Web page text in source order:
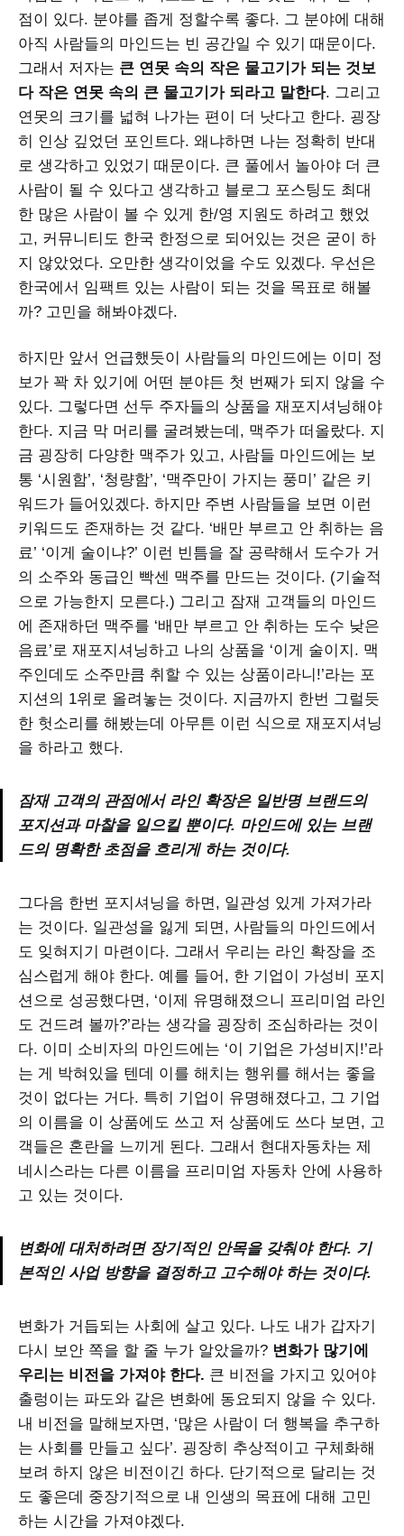
점이 있다. 분야를 좁게 정할수록 좋다. 그 분야에 대해
아직 사람들의 마인드는 빈 공간일 수 있기 때문이다.
그래서 저자는 큰 연못 속의 작은 물고기가 되는 것보
다 작은 연못 속의 큰 물고기가 되라고 말한다. 그리고
연못의 크기를 넓혀 나가는 편이 더 낫다고 한다. 굉장
히 인상 깊었던 포인트다. 왜냐하면 나는 정확히 반대
로 생각하고 있었기 때문이다. 큰 풀에서 놀아야 더 큰
사람이 될 수 있다고 생각하고 블로그 포스팅도 최대
한 많은 사람이 볼 수 있게 한/영 지원도 하려고 했었
고, 커뮤니티도 한국 한정으로 되어있는 것은 굳이 하
지 않았었다. 오만한 생각이었을 수도 있겠다. 우선은
한국에서 임팩트 있는 사람이 되는 것을 목표로 해볼
까? 고민을 해봐야겠다.
하지만 앞서 언급했듯이 사람들의 마인드에는 이미 정
보가 꽉 차 있기에 어떤 분야든 첫 번째가 되지 않을 수
있다. 그렇다면 선두 주자들의 상품을 재포지셔닝해야
한다. 지금 막 머리를 굴려봤는데, 맥주가 떠올랐다. 지
금 굉장히 다양한 맥주가 있고, 사람들 마인드에는 보
통 ‘시원함’, ‘청량함’, ‘맥주만이 가지는 풍미’ 같은 키
워드가 들어있겠다. 하지만 주변 사람들을 보면 이런
키워드도 존재하는 것 같다. ‘배만 부르고 안 취하는 음
료’ ‘이게 술이냐?’ 이런 빈틈을 잘 공략해서 도수가 거
의 소주와 동급인 빡센 맥주를 만드는 것이다. (기술적
으로 가능한지 모른다.) 그리고 잠재 고객들의 마인드
에 존재하던 맥주를 ‘배만 부르고 안 취하는 도수 낮은
음료’로 재포지셔닝하고 나의 상품을 ‘이게 술이지. 맥
주인데도 소주만큼 취할 수 있는 상품이라니!’라는 포
지션의 1위로 올려놓는 것이다. 지금까지 한번 그럴듯
한 헛소리를 해봤는데 아무튼 이런 식으로 재포지셔닝
을 하라고 했다.
잠재 고객의 관점에서 라인 확장은 일반명 브랜드의
포지션과 마찰을 일으킬 뿐이다. 마인드에 있는 브랜
드의 명확한 초점을 흐리게 하는 것이다.
그다음 한번 포지셔닝을 하면, 일관성 있게 가져가라
는 것이다. 일관성을 잃게 되면, 사람들의 마인드에서
도 잊혀지기 마련이다. 그래서 우리는 라인 확장을 조
심스럽게 해야 한다. 예를 들어, 한 기업이 가성비 포지
션으로 성공했다면, ‘이제 유명해졌으니 프리미엄 라인
도 건드려 볼까?’라는 생각을 굉장히 조심하라는 것이
다. 이미 소비자의 마인드에는 ‘이 기업은 가성비지!’라
는 게 박혀있을 텐데 이를 해치는 행위를 해서는 좋을
것이 없다는 거다. 특히 기업이 유명해졌다고, 그 기업
의 이름을 이 상품에도 쓰고 저 상품에도 쓰다 보면, 고
객들은 혼란을 느끼게 된다. 그래서 현대자동차는 제
네시스라는 다른 이름을 프리미엄 자동차 안에 사용하
고 있는 것이다.
변화에 대처하려면 장기적인 안목을 갖춰야 한다. 기
본적인 사업 방향을 결정하고 고수해야 하는 것이다.
변화가 거듭되는 사회에 살고 있다. 나도 내가 갑자기
다시 보안 쪽을 할 줄 누가 알았을까? 변화가 많기에
우리는 비전을 가져야 한다. 큰 비전을 가지고 있어야
출렁이는 파도와 같은 변화에 동요되지 않을 수 있다.
내 비전을 말해보자면, ‘많은 사람이 더 행복을 추구하
는 사회를 만들고 싶다’. 굉장히 추상적이고 구체화해
보려 하지 않은 비전이긴 하다. 단기적으로 달리는 것
도 좋은데 중장기적으로 내 인생의 목표에 대해 고민
하는 시간을 가져야겠다.